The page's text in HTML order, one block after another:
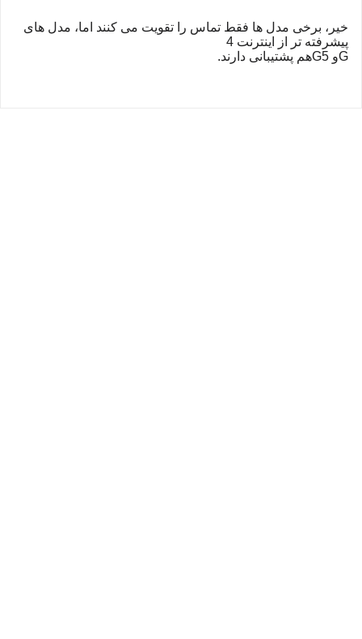
خیر، برخی مدل ها فقط تماس را تقویت می کنند اما، مدل های
پیشرفته تر از اینترنت 4
G
و 5G هم پشتیبانی دارند.